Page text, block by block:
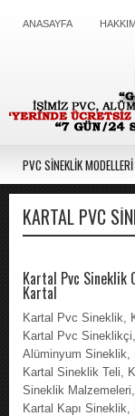
ANASAYFA
PVC SİNEKLİK MODELLERİ
KARTAL PVC
Kartal Pvc
Kartal
Kartal Pvc Sineklik,
Kartal Pvc
Alüminyum Sineklik,
Kartal Sineklik Teli,
Sineklik
Kartal Kapı